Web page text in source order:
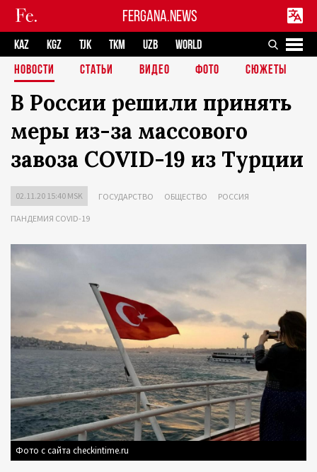
FERGANA.NEWS
KAZ KGZ TJK TKM UZB
WORLD
НОВОСТИ
СТАТЬИ ВИДЕО ФОТО СЮЖЕТЫ
В России решили принять
меры из-за массового
завоза COVID-19 из Турции
02.11.20 15:40 MSK ГОСУДАРСТВО ОБЩЕСТВО РОССИЯ
ПАНДЕМИЯ COVID-19
Фото с сайта checkintime.ru